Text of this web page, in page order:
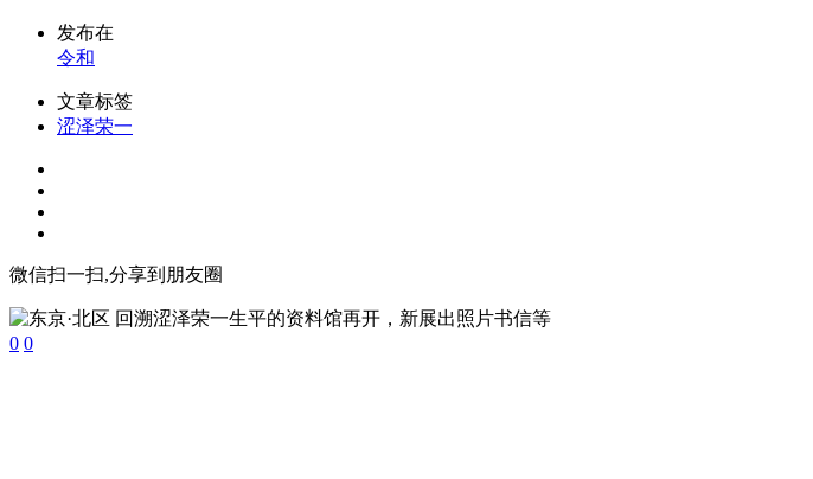
发布在
令和
文章标签
涩泽荣一
微信扫一扫,分享到朋友圈
0 0